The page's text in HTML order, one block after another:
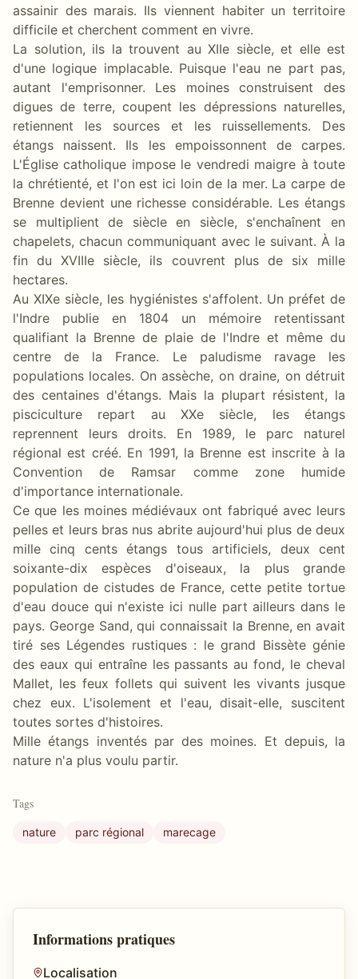
assainir des marais. Ils viennent habiter un territoire
difficile et cherchent comment en vivre.
La solution, ils la trouvent au XIIe siècle, et elle est
d'une logique implacable. Puisque l'eau ne part pas,
autant l'emprisonner. Les moines construisent des
digues de terre, coupent les dépressions naturelles,
retiennent les sources et les ruissellements. Des
étangs naissent. Ils les empoissonnent de carpes.
L'Église catholique impose le vendredi maigre à toute
la chrétienté, et l'on est ici loin de la mer. La carpe de
Brenne devient une richesse considérable. Les étangs
se multiplient de siècle en siècle, s'enchaînent en
chapelets, chacun communiquant avec le suivant. À la
fin du XVIIIe siècle, ils couvrent plus de six mille
hectares.
Au XIXe siècle, les hygiénistes s'affolent. Un préfet de
l'Indre publie en 1804 un mémoire retentissant
qualifiant la Brenne de plaie de l'Indre et même du
centre de la France. Le paludisme ravage les
populations locales. On assèche, on draine, on détruit
des centaines d'étangs. Mais la plupart résistent, la
pisciculture repart au XXe siècle, les étangs
reprennent leurs droits. En 1989, le parc naturel
régional est créé. En 1991, la Brenne est inscrite à la
Convention de Ramsar comme zone humide
d'importance internationale.
Ce que les moines médiévaux ont fabriqué avec leurs
pelles et leurs bras nus abrite aujourd'hui plus de deux
mille cinq cents étangs tous artificiels, deux cent
soixante-dix espèces d'oiseaux, la plus grande
population de cistudes de France, cette petite tortue
d'eau douce qui n'existe ici nulle part ailleurs dans le
pays. George Sand, qui connaissait la Brenne, en avait
tiré ses Légendes rustiques : le grand Bissète génie
des eaux qui entraîne les passants au fond, le cheval
Mallet, les feux follets qui suivent les vivants jusque
chez eux. L'isolement et l'eau, disait-elle, suscitent
toutes sortes d'histoires.
Mille étangs inventés par des moines. Et depuis, la
nature n'a plus voulu partir.
Tags
nature parc régional marecage
Informations pratiques
Localisation